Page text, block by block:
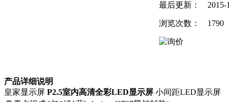
最后更新： 2015-
浏览次数： 1790
产品详细说明
皇家显示屏 P2.5室内高清全彩LED显示屏 小间距LED显示屏